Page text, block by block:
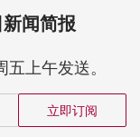
闻简报
上午发送。
立即订阅